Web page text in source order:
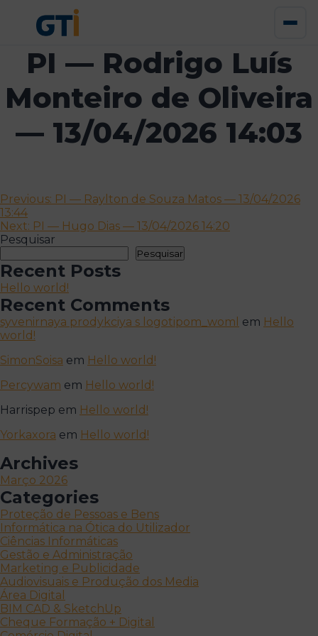
PI — Rodrigo Luís
Monteiro de Oliveira
— 13/04/2026 14:03
Navegação
de
artigos
Previous: PI — Raylton de Souza Matos — 13/04/2026
13:44
Next: PI — Hugo Dias — 13/04/2026 14:20
Pesquisar
Pesquisar
Recent Posts
Hello world!
Recent Comments
syvenirnaya prodykciya s logotipom_woml em Hello
world!
SimonSoisa em Hello world!
Percywam em Hello world!
Harrispep em Hello world!
Yorkaxora em Hello world!
Archives
Março 2026
Categories
Proteção de Pessoas e Bens
Informática na Ótica do Utilizador
Ciências Informáticas
Gestão e Administração
Marketing e Publicidade
Audiovisuais e Produção dos Media
Área Digital
BIM CAD & SketchUp
Cheque Formação + Digital